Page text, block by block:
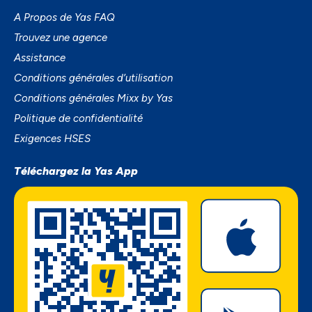
A Propos de Yas FAQ
Trouvez une agence
Assistance
Conditions générales d’utilisation
Conditions générales Mixx by Yas
Politique de confidentialité
Exigences HSES
Téléchargez la Yas App